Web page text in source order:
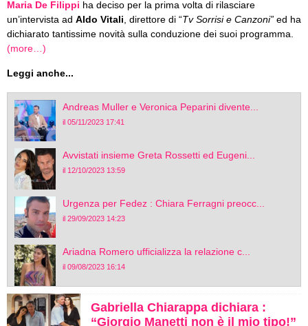
Maria De Filippi ha deciso per la prima volta di rilasciare
un’intervista ad Aldo Vitali , direttore di “Tv Sorrisi e Canzoni” ed ha
dichiarato tantissime novità sulla conduzione dei suoi programma.
(more…)
Leggi anche...
Andreas Muller e Veronica Peparini divente...
il 05/11/2023 17:41
Avvistati insieme Greta Rossetti ed Eugeni...
il 12/10/2023 13:59
Urgenza per Fedez : Chiara Ferragni preocc...
il 29/09/2023 14:23
Ariadna Romero ufficializza la relazione c...
il 09/08/2023 16:14
Gabriella Chiarappa dichiara :
“Giorgio Manetti non è il mio tipo!”